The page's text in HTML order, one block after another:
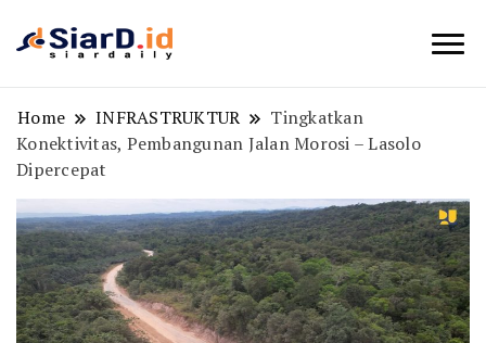
Home INFRASTRUKTUR
Tingkatkan
Konektivitas, Pembangunan Jalan Morosi – Lasolo
Dipercepat